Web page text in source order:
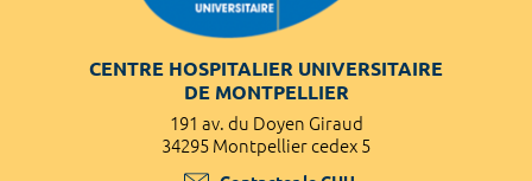
CENTRE HOSPITALIER UNIVERSITAIRE
DE MONTPELLIER
191 av. du Doyen Giraud
34295 Montpellier cedex 5